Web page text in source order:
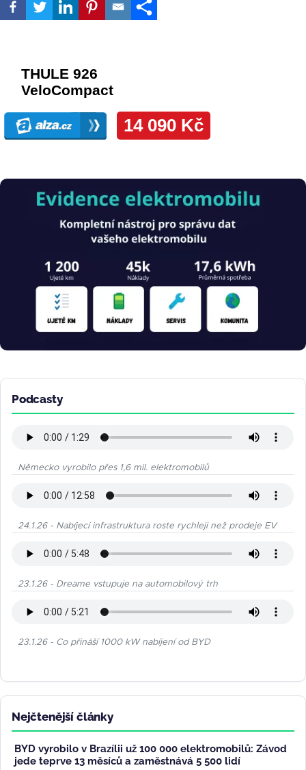
Obrázek
Podcasty
Německo vyrobilo přes 1,6 mil. elektromobilů
24.1.26 - Nabíjecí infrastruktura roste rychleji než prodeje EV
23.1.26 - Dreame vstupuje na automobilový trh
23.1.26 - Co přináší 1000 kW nabíjení od BYD
Nejčtenější články
BYD vyrobilo v Brazílii už 100 000 elektromobilů: Závod
jede teprve 13 měsíců a zaměstnává 5 500 lidí